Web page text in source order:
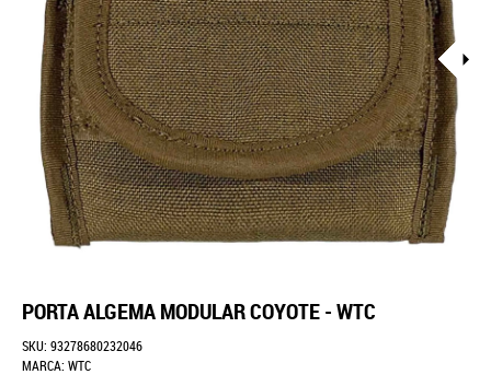
PORTA ALGEMA MODULAR COYOTE - WTC
SKU: 93278680232046
MARCA: WTC